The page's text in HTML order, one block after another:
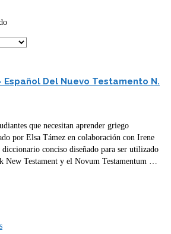
Español Del Nuevo Testamento N.
que necesitan aprender griego
por Elsa Támez en colaboración con Irene
diccionario conciso diseñado para ser utilizado
New Testament y el Novum Testamentum …